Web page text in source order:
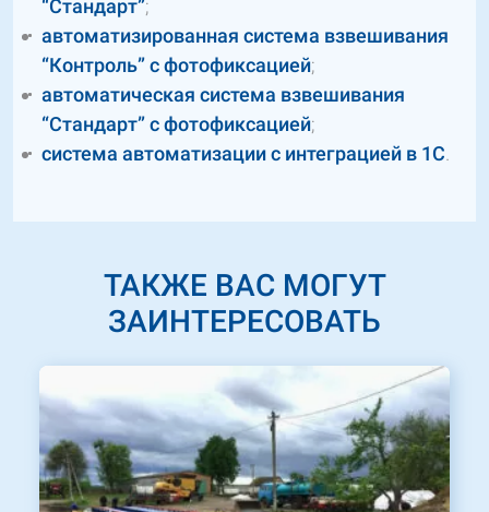
“Стандарт”;
автоматизированная система взвешивания
“Контроль” с фотофиксацией;
автоматическая система взвешивания
“Стандарт” с фотофиксацией;
система автоматизации с интеграцией в 1С
ТАКЖЕ ВАС МОГУТ
ЗАИНТЕРЕСОВАТЬ